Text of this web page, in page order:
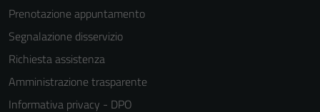
Prenotazione appuntamento
Segnalazione disservizio
Richiesta assistenza
Amministrazione trasparente
Informativa privacy - DPO